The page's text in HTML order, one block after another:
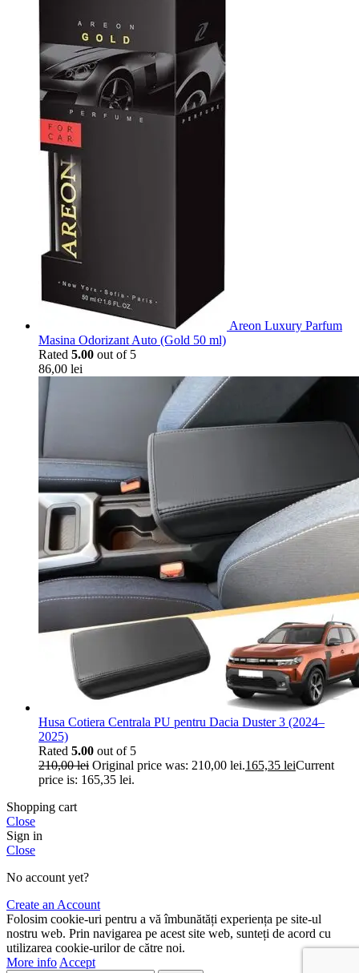
Areon Luxury Parfum
Masina Odorizant Auto (Gold 50 ml)
Rated 5.00 out of 5
86,00 lei
Husa Cotiera Centrala PU pentru Dacia Duster 3 (2024–
2025)
Rated 5.00 out of 5
210,00lei Original price was: 210,00 lei.165,35 leiCurrent
price is: 165,35 lei.
Shopping cart
Close
Sign in
Close
No account yet?
Create an Account
Folosim cookie-uri pentru a vă îmbunătăți experiența pe site-ul
nostru web. Prin navigarea pe acest site web, sunteți de acord cu
utilizarea cookie-urilor de către noi.
More info Accept